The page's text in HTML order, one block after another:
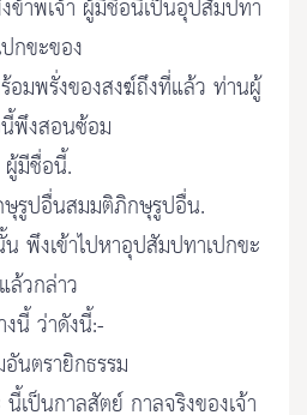
ข้าพเจ้า ผู้มีชื่อนี้เป็นอุปสัมปทา
กขะของ
มพรั่งของสงฆ์ถึงที่แล้ว ท่านผู้
พึงสอนซ้อม
ผู้มีชื่อนี้.
รูปอื่นสมมติภิกษุรูปอื่น.
พึงเข้าไปหาอุปสัมปทาเปกขะ
แล้วกล่าว
นี้ ว่าดังนี้:-
นตรายิกธรรม
เป็นกาลสัตย์ กาลจริงของเจ้า